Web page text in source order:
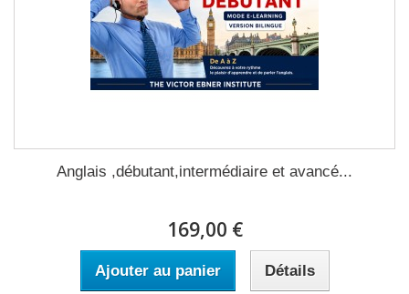
Anglais ,débutant,intermédiaire et avancé...
169,00 €
Ajouter au panier Détails